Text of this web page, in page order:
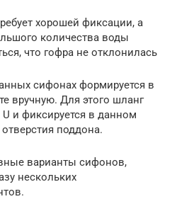
хорошей фиксации, а
количества воды
что гофра не отклонилась
сифонах формируется в
вручную. Для этого шланг
и фиксируется в данном
поддона.
варианты сифонов,
нескольких